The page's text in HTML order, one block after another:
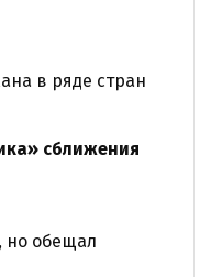
в ряде стран
сближения
но обещал